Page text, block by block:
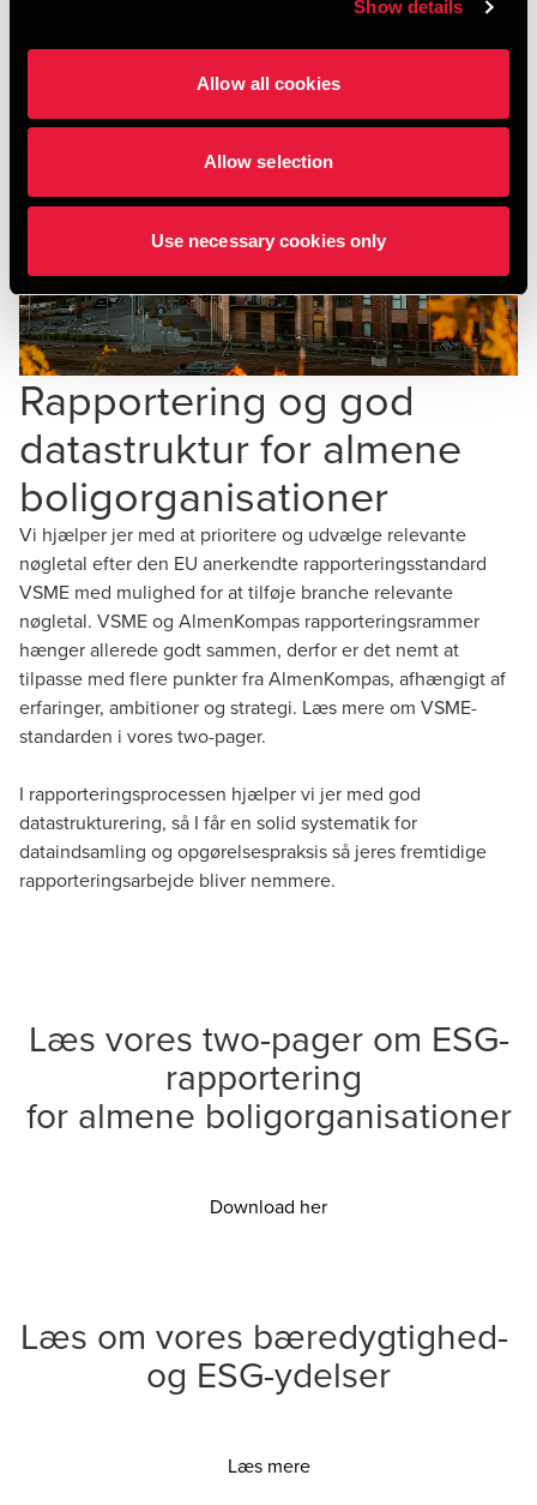
Show details
Allow all cookies
Allow selection
Use necessary cookies only
Rapportering og god
datastruktur for almene
boligorganisationer
Vi hjælper jer med at prioritere og udvælge relevante
nøgletal efter den EU anerkendte rapporteringsstandard
VSME med mulighed for at tilføje branche relevante
nøgletal. VSME og AlmenKompas rapporteringsrammer
hænger allerede godt sammen, derfor er det nemt at
tilpasse med flere punkter fra AlmenKompas, afhængigt af
erfaringer, ambitioner og strategi. Læs mere om VSME-
standarden i vores two-pager.
I rapporteringsprocessen hjælper vi jer med god
datastrukturering, så I får en solid systematik for
dataindsamling og opgørelsespraksis så jeres fremtidige
rapporteringsarbejde bliver nemmere.
Læs vores two-pager om ESG-
rapportering
for almene boligorganisationer
Download her
Læs om vores bæredygtighed-
og ESG-ydelser
Læs mere